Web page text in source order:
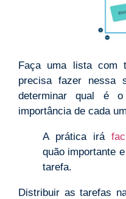
Faça uma lista com
precisa fazer nessa
determinar qual é
importância de cada
A prática irá
quão importante
tarefa.
Distribuir as tarefas